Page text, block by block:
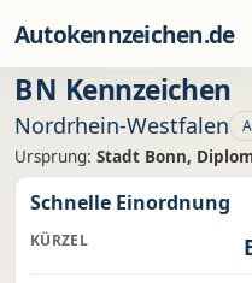
Autokennzeichen.de
BN Kennzeichen
Nordrhein-Westfalen
Ursprung: Stadt Bonn,
Schnelle Einordnung
KÜRZEL